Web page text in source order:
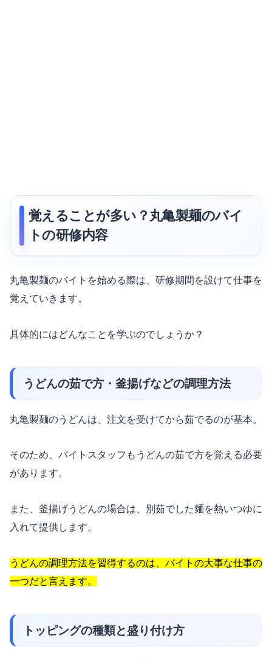
覚えることが多い？丸亀製麺のバイ
トの研修内容
丸亀製麺のバイトを始める際は、研修期間を設けて仕事を
覚えていきます。
具体的にはどんなことを学ぶのでしょうか？
うどんの茹で方・釜揚げなどの調理方法
丸亀製麺のうどんは、注文を受けてから茹でるのが基本。
そのため、バイトスタッフもうどんの茹で方を覚える必要
があります。
また、釜揚げうどんの場合は、別茹でした麺を熱いつゆに
入れて提供します。
うどんの調理方法を習得するのは、バイトの大事な仕事の
一つだと言えます。
トッピングの種類と盛り付け方